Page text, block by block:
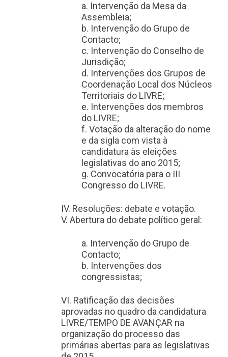
a. Intervenção da Mesa da
Assembleia;
b. Intervenção do Grupo de
Contacto;
c. Intervenção do Conselho de
Jurisdição;
d. Intervenções dos Grupos de
Coordenação Local dos Núcleos
Territoriais do LIVRE;
e. Intervenções dos membros
do LIVRE;
f. Votação da alteração do nome
e da sigla com vista à
candidatura às eleições
legislativas do ano 2015;
g. Convocatória para o III
Congresso do LIVRE.
IV. Resoluções: debate e votação.
V. Abertura do debate político geral:
a. Intervenção do Grupo de
Contacto;
b. Intervenções dos
congressistas;
VI. Ratificação das decisões
aprovadas no quadro da candidatura
LIVRE/TEMPO DE AVANÇAR na
organização do processo das
primárias abertas para as legislativas